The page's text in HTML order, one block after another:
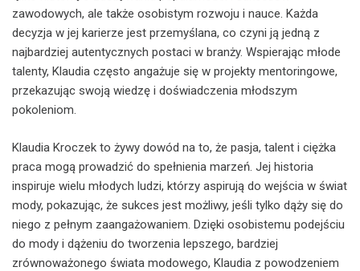
zawodowych, ale także osobistym rozwoju i nauce. Każda
decyzja w jej karierze jest przemyślana, co czyni ją jedną z
najbardziej autentycznych postaci w branży. Wspierając młode
talenty, Klaudia często angażuje się w projekty mentoringowe,
przekazując swoją wiedzę i doświadczenia młodszym
pokoleniom.
Klaudia Kroczek to żywy dowód na to, że pasja, talent i ciężka
praca mogą prowadzić do spełnienia marzeń. Jej historia
inspiruje wielu młodych ludzi, którzy aspirują do wejścia w świat
mody, pokazując, że sukces jest możliwy, jeśli tylko dąży się do
niego z pełnym zaangażowaniem. Dzięki osobistemu podejściu
do mody i dążeniu do tworzenia lepszego, bardziej
zrównoważonego świata modowego, Klaudia z powodzeniem